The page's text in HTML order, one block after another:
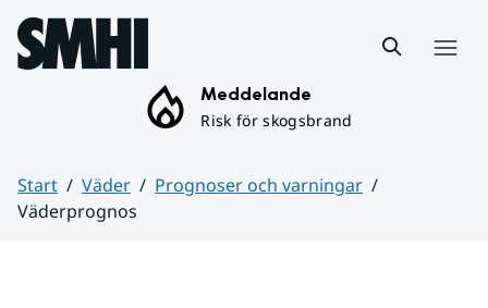
Hoppa till sidans innehåll
Meddelande
Risk för skogsbrand
Start Väder
Prognoser och varningar
Väderprognos